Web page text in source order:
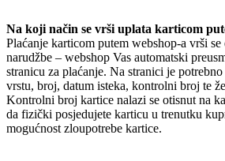
Na koji način se vrši uplata karticom
Plaćanje karticom putem webshop-a vrši
narudžbe – webshop Vas automatski
stranicu za plaćanje. Na stranici je
vrstu, broj, datum isteka, kontrolni broj te
Kontrolni broj kartice nalazi se otisnut na
da fizički posjedujete karticu u trenutku
mogućnost zloupotrebe kartice.